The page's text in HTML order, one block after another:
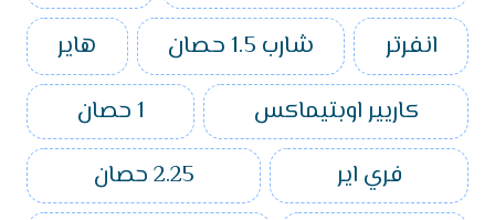
انفرتر
شارب 1.5 حصان
هاير
كاريير اوبتيماكس
1 حصان
فري اير
2.25 حصان